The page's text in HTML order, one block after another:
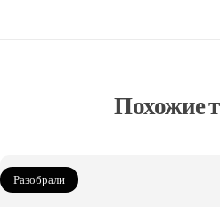
Похожие
Разобрали